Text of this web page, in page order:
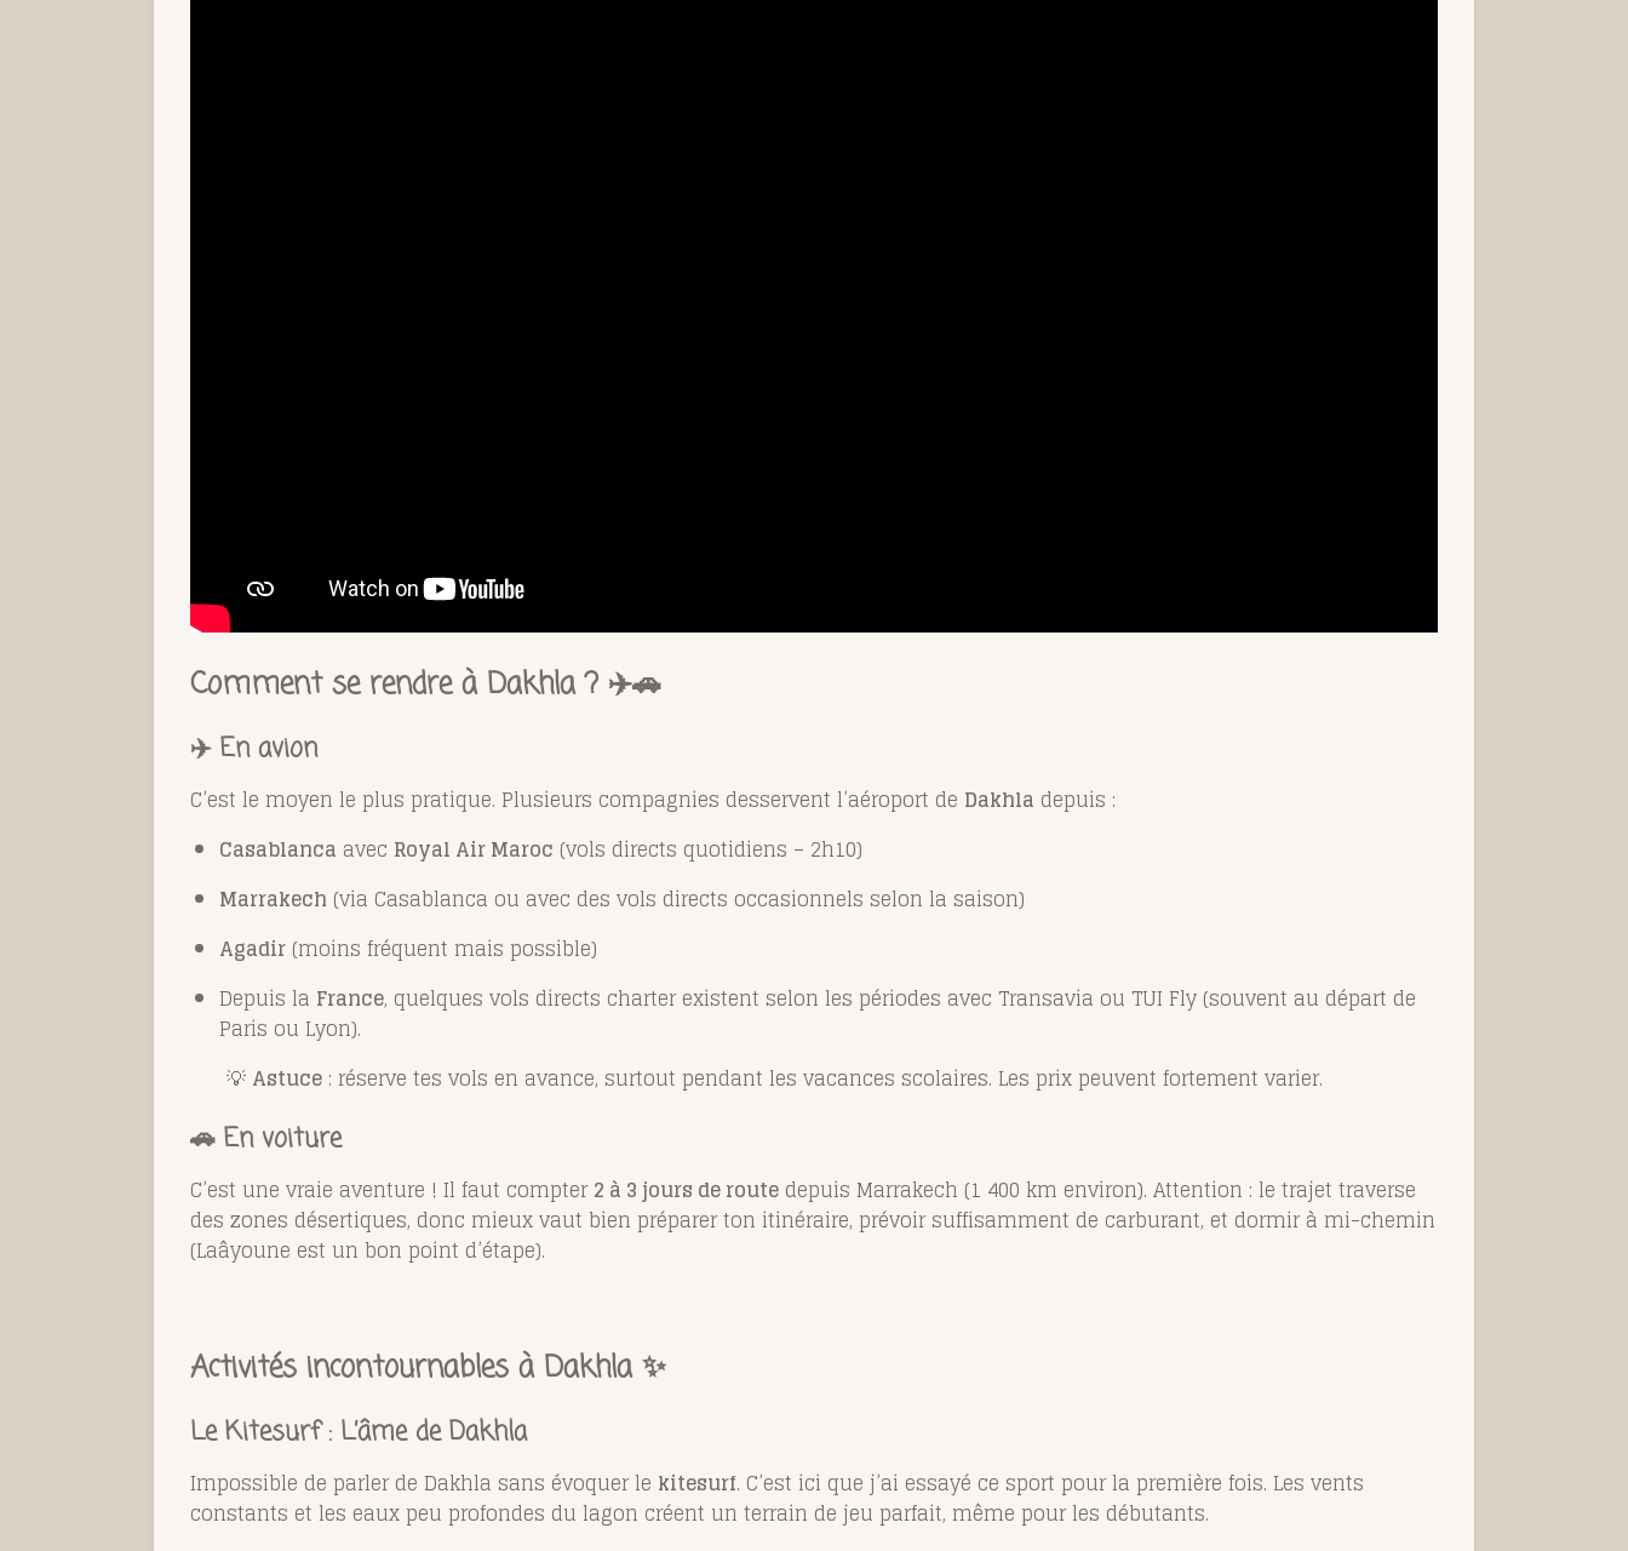
Comment se rendre à Dakhla ? ✈️🚗
✈️ En avion
C’est le moyen le plus pratique. Plusieurs compagnies desservent l’aéroport de Dakhla depuis :
Casablanca avec Royal Air Maroc (vols directs quotidiens – 2h10)
Marrakech (via Casablanca ou avec des vols directs occasionnels selon la saison)
Agadir (moins fréquent mais possible)
Depuis la France, quelques vols directs charter existent selon les périodes avec Transavia ou TUI Fly (souvent au départ de
Paris ou Lyon).
💡 Astuce : réserve tes vols en avance, surtout pendant les vacances scolaires. Les prix peuvent fortement varier.
🚗 En voiture
C’est une vraie aventure ! Il faut compter2 à 3 jours de route depuis Marrakech (1 400 km environ). Attention : le trajet traverse
des zones désertiques, donc mieux vaut bien préparer ton itinéraire, prévoir suffisamment de carburant, et dormir à mi-chemin
(Laâyoune est un bon point d’étape).
Activités incontournables à Dakhla ✨
Le Kitesurf : L’âme de Dakhla
Impossible de parler de Dakhla sans évoquer le kitesurf. C’est ici que j’ai essayé ce sport pour la première fois. Les vents
constants et les eaux peu profondes du lagon créent un terrain de jeu parfait, même pour les débutants.